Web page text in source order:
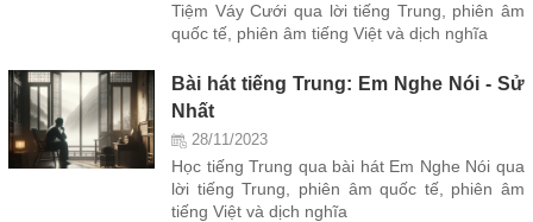
Tiệm Váy Cưới qua lời tiếng Trung, phiên âm
quốc tế, phiên âm tiếng Việt và dịch nghĩa
Bài hát tiếng Trung: Em Nghe Nói - Sử
Nhất
28/11/2023
Học tiếng Trung qua bài hát Em Nghe Nói qua
lời tiếng Trung, phiên âm quốc tế, phiên âm
tiếng Việt và dịch nghĩa